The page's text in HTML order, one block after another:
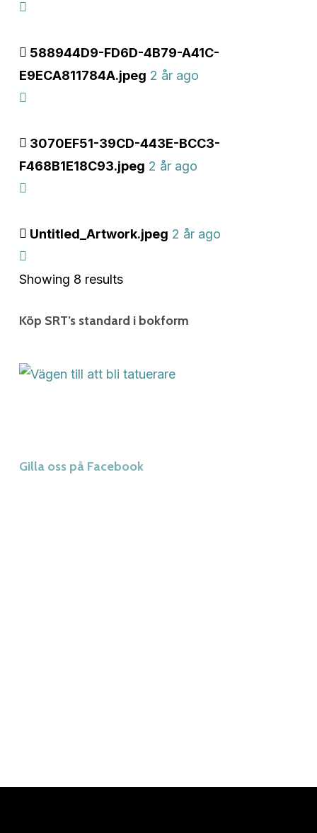
588944D9-FD6D-4B79-A41C-
E9ECA811784A.jpeg 2 år ago
3070EF51-39CD-443E-BCC3-
F468B1E18C93.jpeg 2 år ago
Untitled_Artwork.jpeg 2 år ago
Showing 8 results
Köp SRT’s standard i bokform
Gilla oss på Facebook